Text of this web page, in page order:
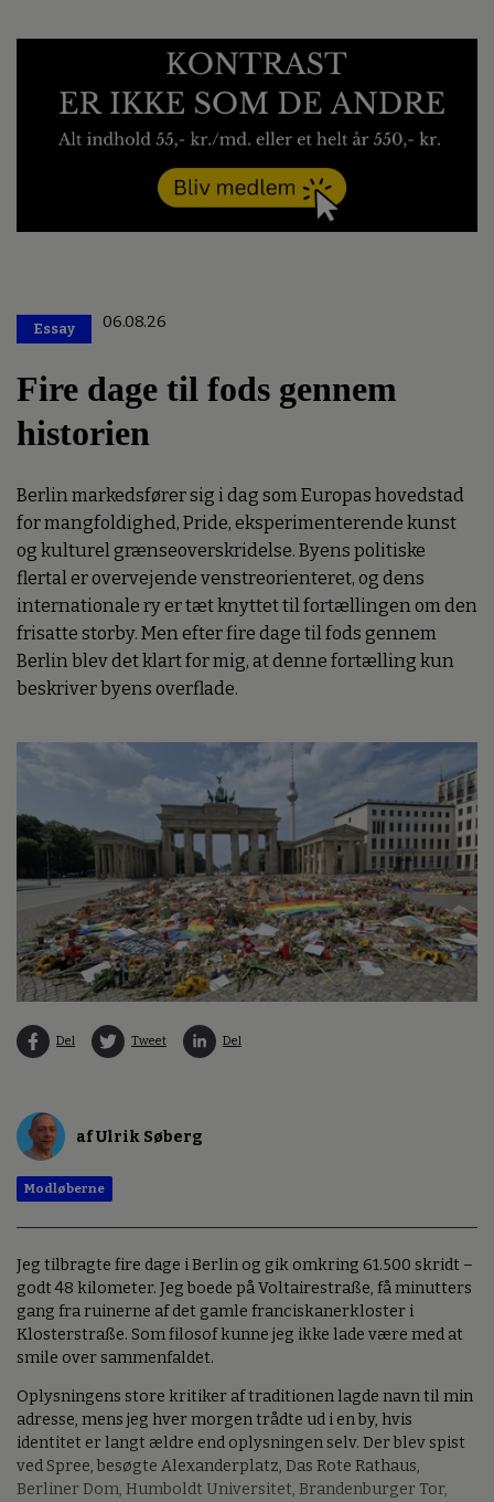
Essay 06.08.26
Fire dage til fods gennem
historien
Berlin markedsfører sig i dag som Europas hovedstad
for mangfoldighed, Pride, eksperimenterende kunst
og kulturel grænseoverskridelse. Byens politiske
flertal er overvejende venstreorienteret, og dens
internationale ry er tæt knyttet til fortællingen om den
frisatte storby. Men efter fire dage til fods gennem
Berlin blev det klart for mig, at denne fortælling kun
beskriver byens overflade.
Del Tweet Del
af Ulrik Søberg
Modløberne
Jeg tilbragte fire dage i Berlin og gik omkring 61.500 skridt –
godt 48 kilometer. Jeg boede på Voltairestraße, få minutters
gang fra ruinerne af det gamle franciskanerkloster i
Klosterstraße. Som filosof kunne jeg ikke lade være med at
smile over sammenfaldet.
Oplysningens store kritiker af traditionen lagde navn til min
adresse, mens jeg hver morgen trådte ud i en by, hvis
identitet er langt ældre end oplysningen selv. Der blev spist
ved Spree, besøgte Alexanderplatz, Das Rote Rathaus,
Berliner Dom, Humboldt Universitet, Brandenburger Tor,